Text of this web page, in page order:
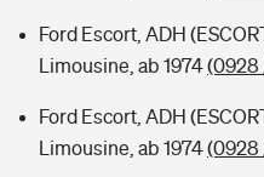
Ford Escort, ADH
Limousine, ab 1974(0928
Ford Escort, ADH
Limousine, ab 1974(0928